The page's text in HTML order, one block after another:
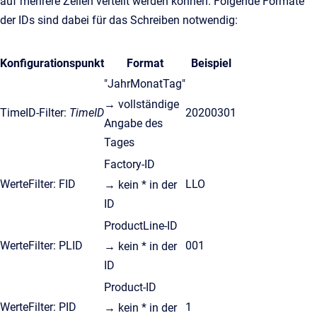
der IDs sind dabei für das Schreiben notwendig:
Konfigurationspunkt Format Beispiel
TimeID-Filter: TimeID
"JahrMonatTag"
→ vollständige
Angabe des
Tages
20200301
WerteFilter: FID
Factory-ID
→ kein * in der
ID
LLO
WerteFilter: PLID
ProductLine-ID
→ kein * in der
ID
001
WerteFilter: PID
Product-ID
→ kein * in der
1